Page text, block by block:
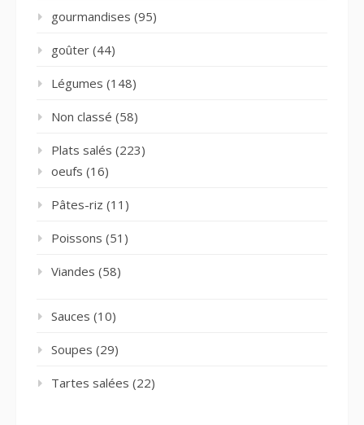
gourmandises (95)
goûter (44)
Légumes (148)
Non classé (58)
Plats salés (223)
oeufs (16)
Pâtes-riz (11)
Poissons (51)
Viandes (58)
Sauces (10)
Soupes (29)
Tartes salées (22)